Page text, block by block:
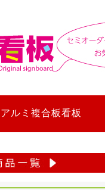
アルミ複合板看板